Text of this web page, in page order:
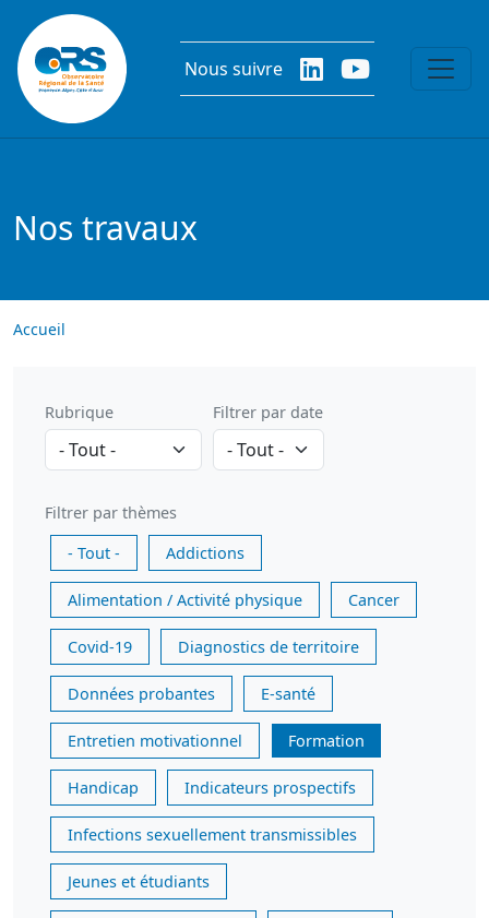
Aller au contenu principal
Nous suivre
Nos travaux
Accueil
Rubrique Filtrer par date
Filtrer par thèmes
- Tout -
Addictions
Alimentation / Activité physique Cancer
Covid-19 Diagnostics de territoire
Données probantes E-santé
Entretien motivationnel Formation
Handicap Indicateurs prospectifs
Infections sexuellement transmissibles
Jeunes et étudiants